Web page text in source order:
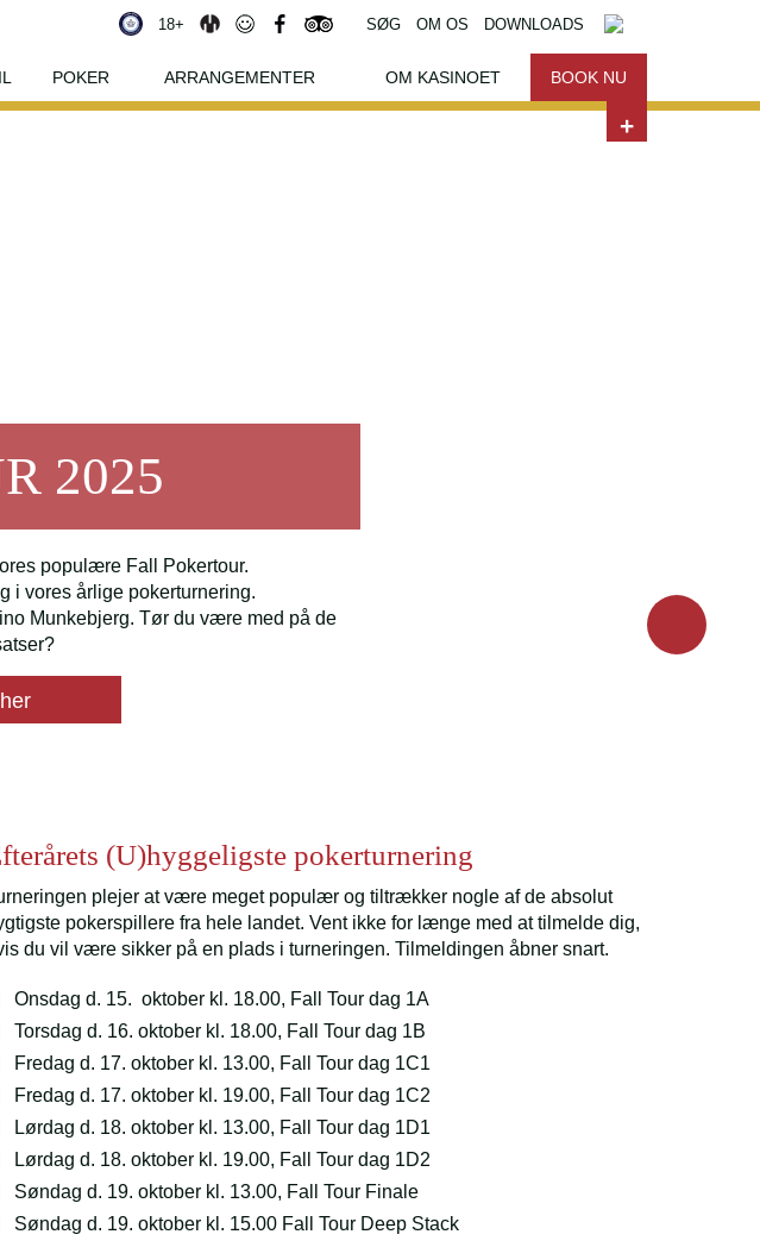
18+ SØG OM OS DOWNLOADS
POKER ARRANGEMENTER OM KASINOET BOOK NU
2025
populære Fall Pokertour.
i vores årlige pokerturnering.
Munkebjerg. Tør du være med på de
(U)hyggeligste pokerturnering
plejer at være meget populær og tiltrækker nogle af de absolut
pokerspillere fra hele landet. Vent ikke for længe med at tilmelde dig,
du vil være sikker på en plads i turneringen. Tilmeldingen åbner snart.
Onsdag d. 15. oktober kl. 18.00, Fall Tour dag 1A
Torsdag d. 16. oktober kl. 18.00, Fall Tour dag 1B
Fredag d. 17. oktober kl. 13.00, Fall Tour dag 1C1
Fredag d. 17. oktober kl. 19.00, Fall Tour dag 1C2
Lørdag d. 18. oktober kl. 13.00, Fall Tour dag 1D1
Lørdag d. 18. oktober kl. 19.00, Fall Tour dag 1D2
Søndag d. 19. oktober kl. 13.00, Fall Tour Finale
Søndag d. 19. oktober kl. 15.00 Fall Tour Deep Stack